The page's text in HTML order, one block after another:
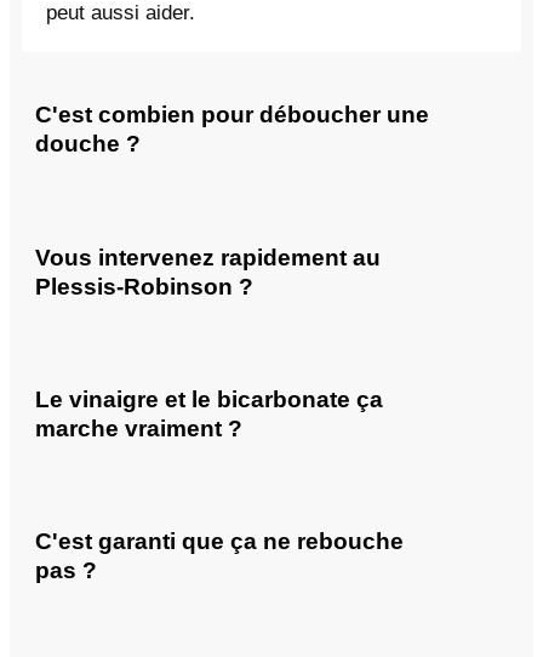
peut aussi aider.
C'est combien pour déboucher une
douche ?
Vous intervenez rapidement au
Plessis-Robinson ?
Le vinaigre et le bicarbonate ça
marche vraiment ?
C'est garanti que ça ne rebouche
pas ?